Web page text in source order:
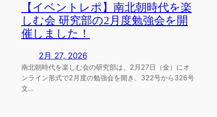
【イベントレポ】南北朝時代を楽
しむ会 研究部の2月度勉強会を開
催しました！
2月 27, 2026
南北朝時代を楽しむ会の研究部は、2月27日（金）にオ
ンライン形式で2月度の勉強会を開き、322号から326号
文…